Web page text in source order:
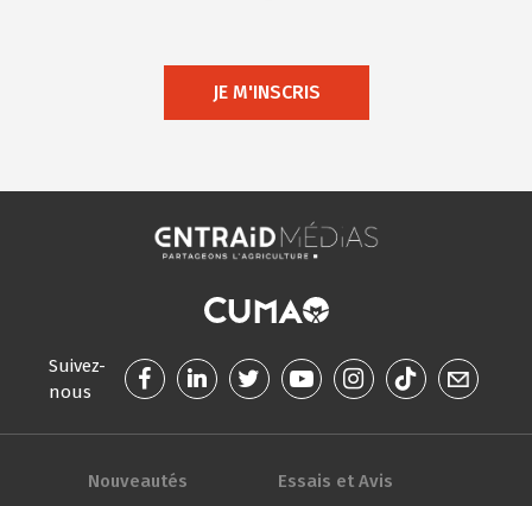
JE M'INSCRIS
Suivez-
nous
Nouveautés Essais et Avis